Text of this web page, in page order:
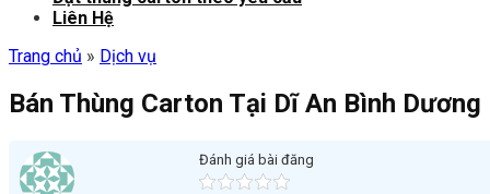
Liên Hệ
Trang chủ » Dịch vụ
Bán Thùng Carton Tại Dĩ An Bình Dương
Đánh giá bài đăng